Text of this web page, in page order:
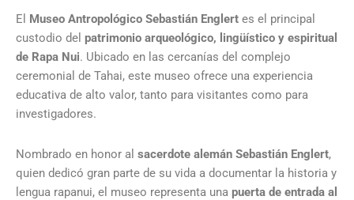
El Museo Antropológico Sebastián Englert es el principal
custodio del patrimonio arqueológico, lingüístico y espiritual
de Rapa Nui. Ubicado en las cercanías del complejo
ceremonial de Tahai, este museo ofrece una experiencia
educativa de alto valor, tanto para visitantes como para
investigadores.
Nombrado en honor al sacerdote alemán Sebastián Englert,
quien dedicó gran parte de su vida a documentar la historia y
lengua rapanui, el museo representa una puerta de entrada al